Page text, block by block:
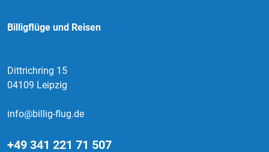
Billigflüge und Reisen
Dittrichring 15
04109 Leipzig
info@billig-flug.de
+49 341 221 71 507